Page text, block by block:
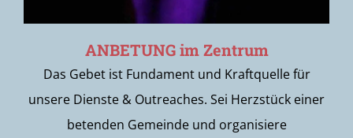
ANBETUNG im Zentrum
Das Gebet ist Fundament und Kraftquelle für
unsere Dienste & Outreaches. Sei Herzstück einer
betenden Gemeinde und organisiere